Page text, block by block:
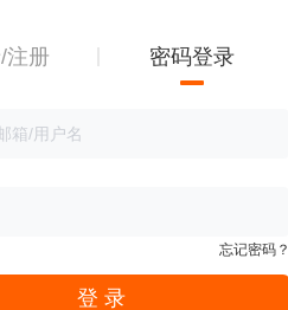
注册 密码登录
忘记密码？
登 录